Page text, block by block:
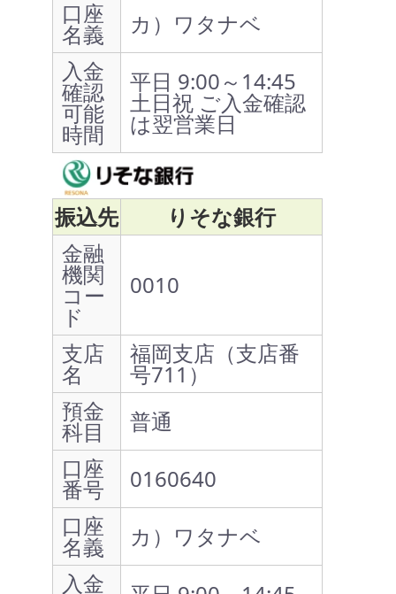
口座
名義
カ）ワタナベ
入金
確認
可能
時間
平日 9:00～14:45
土日祝 ご入金確認
は翌営業日
振込先
りそな銀行
金融
機関
コー
ド
0010
支店
名
福岡支店（支店番
号711）
預金
科目
普通
口座
番号
0160640
口座
名義
カ）ワタナベ
入金